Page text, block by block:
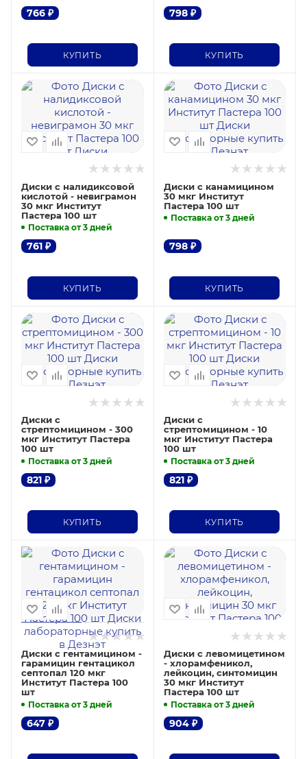
766 ₽
КУПИТЬ
798₽
КУПИТЬ
Диски с налидиксовой
кислотой - невиграмон
30 мкг Институт
Пастера 100 шт
Поставка от 3 дней
761 ₽
КУПИТЬ
Диски с канамицином
30 мкг Институт
Пастера 100 шт
Поставка от 3 дней
798₽
КУПИТЬ
Диски с
стрептомицином - 300
мкг Институт Пастера
100 шт
Поставка от 3 дней
821 ₽
КУПИТЬ
Диски с
стрептомицином - 10
мкг Институт Пастера
100 шт
Поставка от 3 дней
821₽
КУПИТЬ
Диски с гентамицином -
гарамицин гентацикол
септопал 120 мкг
Институт Пастера 100
шт
Поставка от 3 дней
647 ₽
Диски с левомицетином
- хлорамфеникол,
лейкоцин, синтомицин
30 мкг Институт
Пастера 100 шт
Поставка от 3 дней
904₽